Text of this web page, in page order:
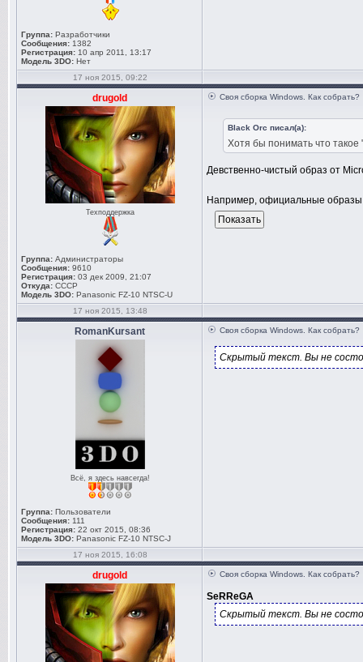
Группа: Разработчики
Сообщения: 1382
Регистрация: 10 апр 2011, 13:17
Модель 3DO: Нет
17 ноя 2015, 09:22
drugold
Техподдержка
Группа: Администраторы
Сообщения: 9610
Регистрация: 03 дек 2009, 21:07
Откуда: СССР
Модель 3DO: Panasonic FZ-10 NTSC-U
Своя сборка Windows. Как собрать?
Black Orc писал(а):
Хотя бы понимать что такое
Девственно-чистый образ от
Например, официальные
17 ноя 2015, 13:48
RomanKursant
Всё, я здесь навсегда!
Группа: Пользователи
Сообщения: 111
Регистрация: 22 окт 2015, 08:36
Модель 3DO: Panasonic FZ-10 NTSC-J
Своя сборка Windows. Как собрать?
Скрытый текст. Вы не
17 ноя 2015, 16:08
drugold Своя сборка Windows. Как собрать?
SeRReGA
Скрытый текст. Вы не